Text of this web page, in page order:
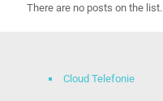
There are no posts on the list.
Cloud Telefonie